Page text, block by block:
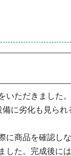
いただきました。
に劣化も見ら
商品を確認し
た。完成後に